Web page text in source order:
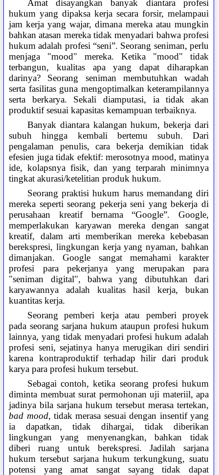
Amat disayangkan banyak diantara profesi
hukum yang dipaksa kerja secara forsir, melampaui
jam kerja yang wajar, dimana mereka atau mungkin
bahkan atasan mereka tidak menyadari bahwa profesi
hukum adalah profesi “seni”. Seorang seniman, perlu
menjaga "mood" mereka. Ketika "mood" tidak
terbangun, kualitas apa yang dapat diharapkan
darinya? Seorang seniman membutuhkan wadah
serta fasilitas guna mengoptimalkan keterampilannya
serta berkarya. Sekali diamputasi, ia tidak akan
produktif sesuai kapasitas kemampuan terbaiknya.
Banyak diantara kalangan hukum, bekerja dari
subuh hingga kembali bertemu subuh. Dari
pengalaman penulis, cara bekerja demikian tidak
efesien juga tidak efektif: merosotnya mood, matinya
ide, kolapsnya fisik, dan yang terparah minimnya
tingkat akurasi/ketelitian produk hukum.
Seorang praktisi hukum harus memandang diri
mereka seperti seorang pekerja seni yang bekerja di
perusahaan kreatif bernama “Google”. Google,
memperlakukan karyawan mereka dengan sangat
kreatif, dalam arti memberikan mereka kebebasan
berekspresi, lingkungan kerja yang nyaman, bahkan
dimanjakan. Google sangat memahami karakter
profesi para pekerjanya yang merupakan para
"seniman digital", bahwa yang dibutuhkan dari
karyawannya adalah kualitas hasil kerja, bukan
kuantitas kerja.
Seorang pemberi kerja atau pemberi proyek
pada seorang sarjana hukum ataupun profesi hukum
lainnya, yang tidak menyadari profesi hukum adalah
profesi seni, sejatinya hanya merugikan diri sendiri
karena kontraproduktif terhadap hilir dari produk
karya para profesi hukum tersebut.
Sebagai contoh, ketika seorang profesi hukum
diminta membuat surat permohonan uji materiil, apa
jadinya bila sarjana hukum tersebut merasa tertekan,
bad mood, tidak merasa sesuai dengan insentif yang
ia dapatkan, tidak dihargai, tidak diberikan
lingkungan yang menyenangkan, bahkan tidak
diberi ruang untuk berekspresi. Jadilah sarjana
hukum tersebut sarjana hukum terkungkung, suatu
potensi yang amat sangat sayang tidak dapat